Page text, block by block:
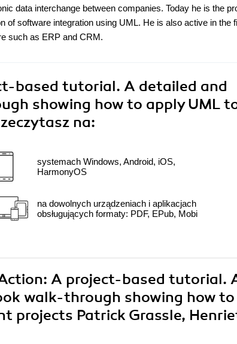
data interchange between companies. Today he is the
software integration using UML. He is also active in the
such as ERP and CRM.
based tutorial. A detailed and
showing how to apply UML
na:
systemach Windows, Android, iOS,
HarmonyOS
na dowolnych urządzeniach i aplikacjach
obsługujących formaty: PDF, EPub, Mobi
A project-based tutorial.
walk-through showing how to
projects Patrick Grassle,